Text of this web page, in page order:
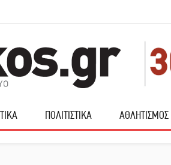
ΠΟΛΙΤΙΣΤΙΚΑ ΑΘΛΗΤΙΣΜΟΣ